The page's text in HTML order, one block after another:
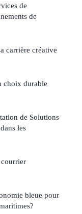
de
de
carrière créative
choix durable
de Solutions
les
bleue pour